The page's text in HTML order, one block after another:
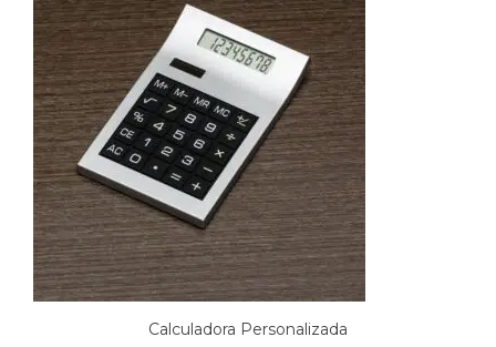
Calculadora Personalizada